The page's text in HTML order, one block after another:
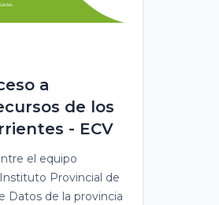
a
de los
- ECV
el equipo
Provincial de
Datos de la provincia